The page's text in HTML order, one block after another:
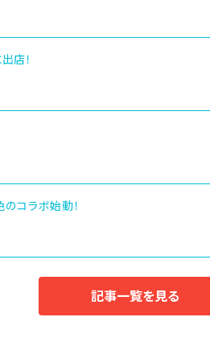
店！
コラボ始動！
記事一覧を見る